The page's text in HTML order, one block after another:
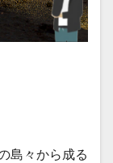
島々から成る